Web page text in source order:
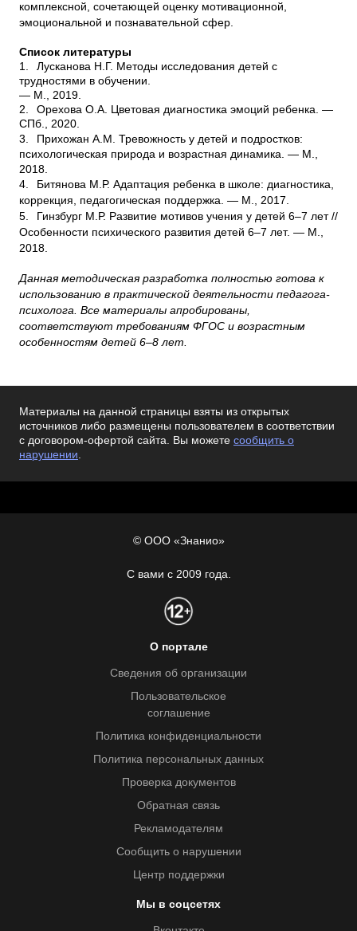
комплексной, сочетающей оценку мотивационной,
эмоциональной и познавательной сфер.
Список литературы
1.
Лусканова Н.Г. Методы исследования детей с
трудностями в обучении.
— М., 2019.
2.
Орехова О.А. Цветовая диагностика эмоций ребенка. —
СПб., 2020.
3.
Прихожан А.М. Тревожность у детей и подростков:
психологическая природа и возрастная динамика. — М.,
2018.
4.
Битянова М.Р. Адаптация ребенка в школе: диагностика,
коррекция, педагогическая поддержка. — М., 2017.
5.
Гинзбург М.Р. Развитие мотивов учения у детей 6–7 лет //
Особенности психического развития детей 6–7 лет. — М.,
2018.
Данная методическая разработка полностью готова к
использованию в практической деятельности педагога-
психолога. Все материалы апробированы,
соответствуют требованиям ФГОС и возрастным
особенностям детей 6–8 лет.
Материалы на данной страницы взяты из открытых
источников либо размещены пользователем в соответствии
с договором-офертой сайта. Вы можете сообщить о
нарушении.
© ООО «Знанио»
С вами с 2009 года.
О портале
Сведения об организации
Пользовательское
соглашение
Политика конфиденциальности
Политика персональных данных
Проверка документов
Обратная связь
Рекламодателям
Сообщить о нарушении
Центр поддержки
Мы в соцсетях